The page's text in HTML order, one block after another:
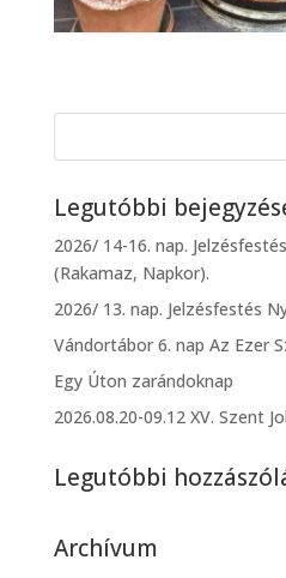
Legutóbbi
2026/ 14-16. nap.
(Rakamaz, Napkor).
2026/ 13. nap. Jelzésfestés
Vándortábor 6. nap Az Ezer
Egy Úton zarándoknap
2026.08.20-09.12 XV. Szent
Legutóbbi
Archívum